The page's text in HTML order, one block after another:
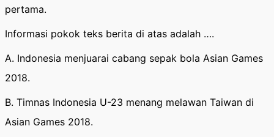
pertama.
Informasi pokok teks berita di atas adalah ….
A. Indonesia menjuarai cabang sepak bola Asian Games
2018.
B. Timnas Indonesia U-23 menang melawan Taiwan di
Asian Games 2018.